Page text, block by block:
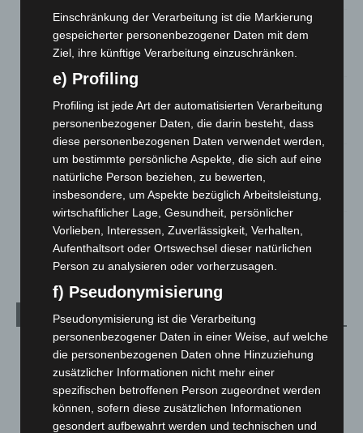
Brand im „Haus der Begegnung“ in Neuwarmbüchen schnell
eingedämmt
6. August 2026
Region Hannover: 21 neue Notfallsanitäter starten beim
Roten Kreuz
5. August 2026
Mann läuft mit Hockeyschläger über A7 – Polizei sucht
Zeugen
5. August 2026
Celle: Mensch stirbt bei Bagger-Unfall auf Baustelle
5. August 2026
Kategorien
Blaulicht
2.799
Corona-News
Hannover und Region
5.039
Langenhagen und Ortsteile
3.252
Einschränkung der Verarbeitung ist die Markierung
gespeicherter personenbezogener Daten mit dem
Ziel, ihre künftige Verarbeitung einzuschränken.
e) Profiling
Profiling ist jede Art der automatisierten Verarbeitung
personenbezogener Daten, die darin besteht, dass
diese personenbezogenen Daten verwendet werden,
um bestimmte persönliche Aspekte, die sich auf eine
natürliche Person beziehen, zu bewerten,
insbesondere, um Aspekte bezüglich Arbeitsleistung,
wirtschaftlicher Lage, Gesundheit, persönlicher
Vorlieben, Interessen, Zuverlässigkeit, Verhalten,
Aufenthaltsort oder Ortswechsel dieser natürlichen
Person zu analysieren oder vorherzusagen.
f) Pseudonymisierung
Pseudonymisierung ist die Verarbeitung
personenbezogener Daten in einer Weise, auf welche
die personenbezogenen Daten ohne Hinzuziehung
zusätzlicher Informationen nicht mehr einer
spezifischen betroffenen Person zugeordnet werden
können, sofern diese zusätzlichen Informationen
gesondert aufbewahrt werden und technischen und